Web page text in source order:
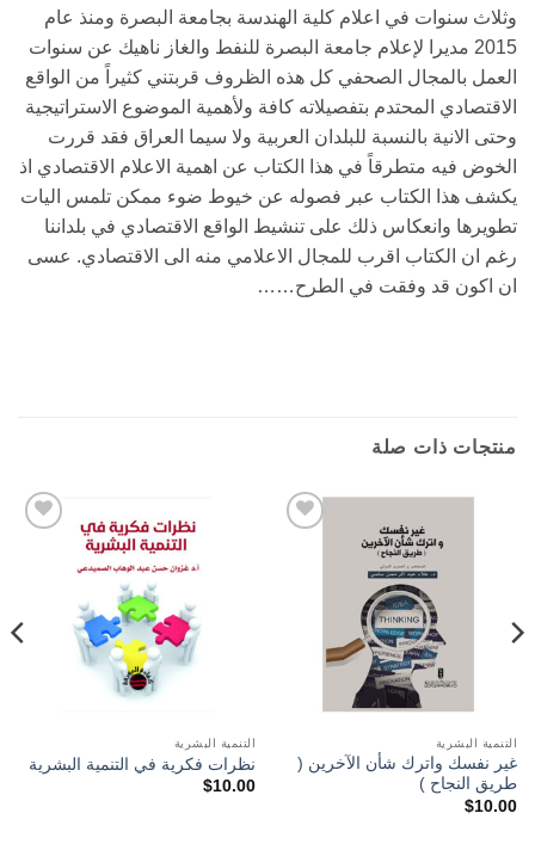
وثلاث سنوات في اعلام كلية الهندسة بجامعة البصرة ومنذ عام
2015 مديرا لإعلام جامعة البصرة للنفط والغاز ناهيك عن سنوات
العمل بالمجال الصحفي كل هذه الظروف قربتني كثيراً من الواقع
الاقتصادي المحتدم بتفصيلاته كافة ولأهمية الموضوع الاستراتيجية
وحتى الانية بالنسبة للبلدان العربية ولا سيما العراق فقد قررت
الخوض فيه متطرقاً في هذا الكتاب عن اهمية الاعلام الاقتصادي اذ
يكشف هذا الكتاب عبر فصوله عن خيوط ضوء ممكن تلمس اليات
تطويرها وانعكاس ذلك على تنشيط الواقع الاقتصادي في بلداننا
رغم ان الكتاب اقرب للمجال الاعلامي منه الى الاقتصادي. عسى
ان اكون قد وفقت في الطرح……
منتجات ذات صلة
التنمية البشرية
غير نفسك واترك شأن الآخرين (
طريق النجاح )
$10.00
التنمية البشرية
نظرات فكرية في التنمية البشرية
$10.00